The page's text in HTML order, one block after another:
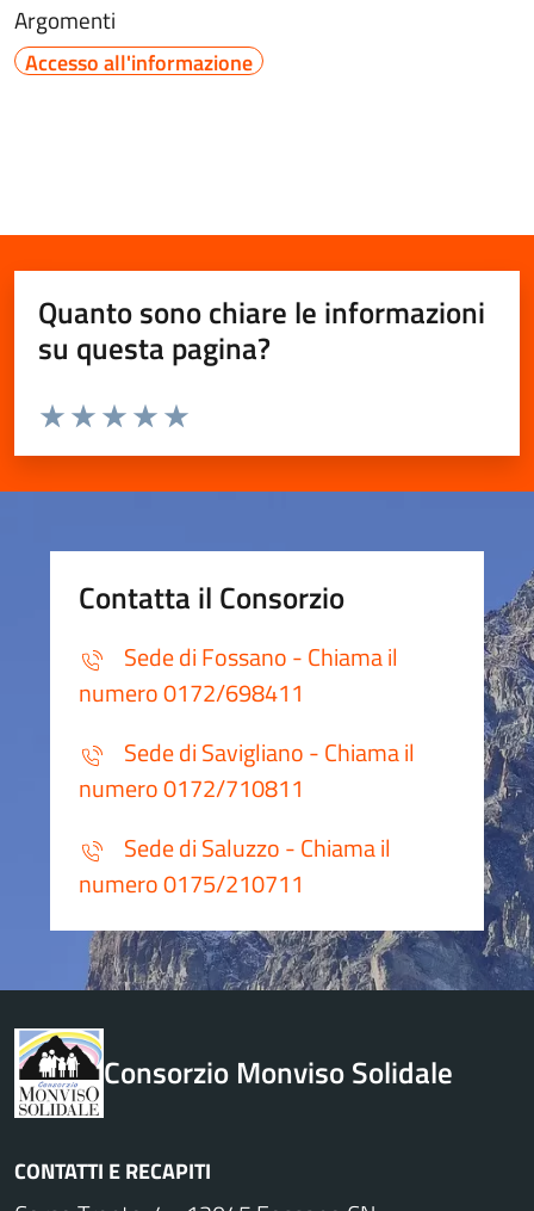
Argomenti
Accesso all'informazione
Quanto sono chiare le informazioni
su questa pagina?
Valuta da 1 a 5 stelle la pagina
Valuta 5 stelle su 5
Valuta 4 stelle su 5
Valuta 3 stelle su 5
Valuta 2 stelle su 5
Valuta 1 stelle su 5
Contatta il Consorzio
Sede di Fossano - Chiama il
numero 0172/698411
Sede di Savigliano - Chiama il
numero 0172/710811
Sede di Saluzzo - Chiama il
numero 0175/210711
Consorzio Monviso Solidale
CONTATTI E RECAPITI